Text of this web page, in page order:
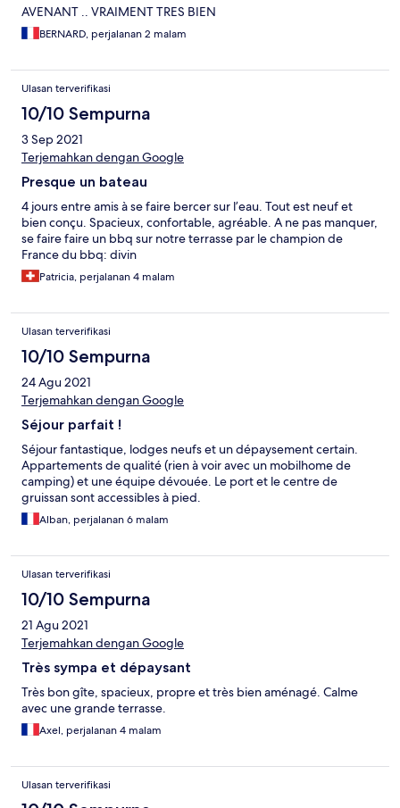
AVENANT .. VRAIMENT TRES BIEN
BERNARD, perjalanan 2 malam
Ulasan terverifikasi
10/10 Sempurna
3 Sep 2021
Terjemahkan dengan Google
Presque un bateau
4 jours entre amis à se faire bercer sur l’eau. Tout est neuf et
bien conçu. Spacieux, confortable, agréable. A ne pas manquer,
se faire faire un bbq sur notre terrasse par le champion de
France du bbq: divin
Patricia, perjalanan 4 malam
Ulasan terverifikasi
10/10 Sempurna
24 Agu 2021
Terjemahkan dengan Google
Séjour parfait !
Séjour fantastique, lodges neufs et un dépaysement certain.
Appartements de qualité (rien à voir avec un mobilhome de
camping) et une équipe dévouée. Le port et le centre de
gruissan sont accessibles à pied.
Alban, perjalanan 6 malam
Ulasan terverifikasi
10/10 Sempurna
21 Agu 2021
Terjemahkan dengan Google
Très sympa et dépaysant
Très bon gîte, spacieux, propre et très bien aménagé. Calme
avec une grande terrasse.
Axel, perjalanan 4 malam
Ulasan terverifikasi